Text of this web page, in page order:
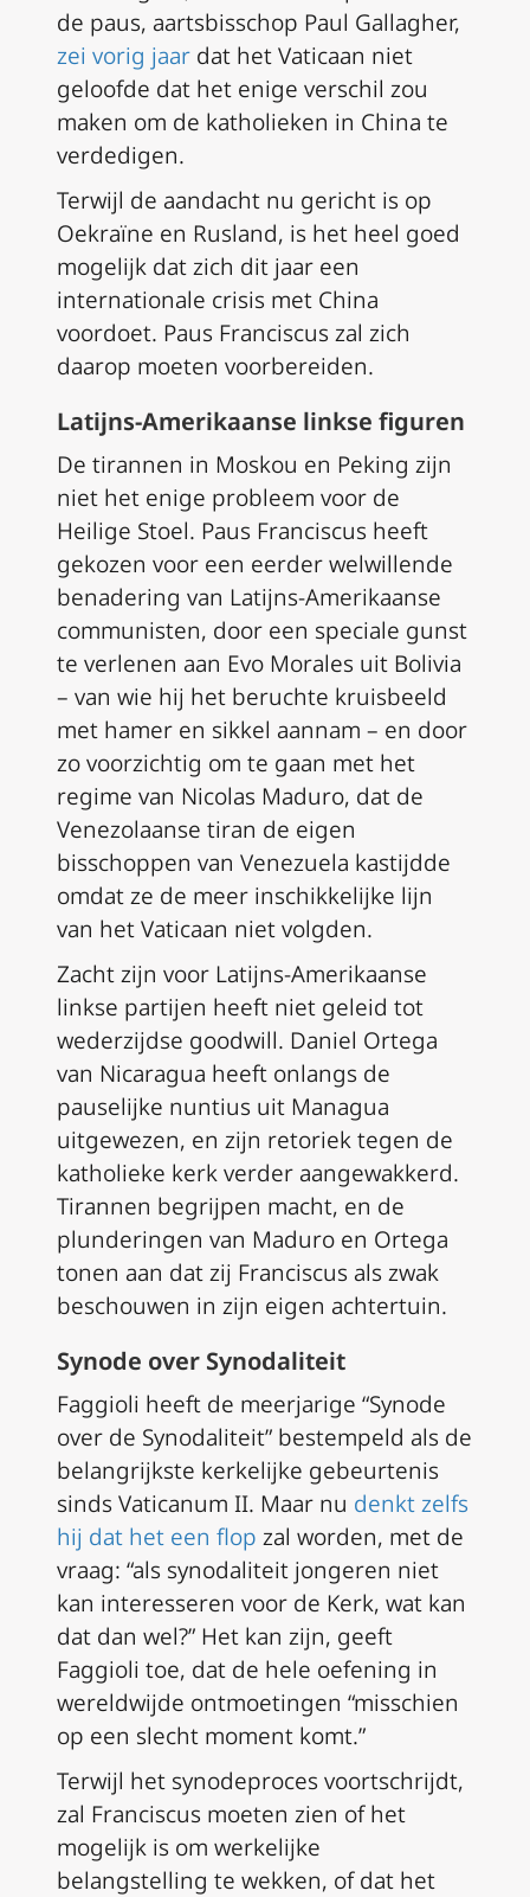
de paus, aartsbisschop Paul Gallagher,
zei vorig jaar dat het Vaticaan niet
geloofde dat het enige verschil zou
maken om de katholieken in China te
verdedigen.
Terwijl de aandacht nu gericht is op
Oekraïne en Rusland, is het heel goed
mogelijk dat zich dit jaar een
internationale crisis met China
voordoet. Paus Franciscus zal zich
daarop moeten voorbereiden.
Latijns-Amerikaanse linkse figuren
De tirannen in Moskou en Peking zijn
niet het enige probleem voor de
Heilige Stoel. Paus Franciscus heeft
gekozen voor een eerder welwillende
benadering van Latijns-Amerikaanse
communisten, door een speciale gunst
te verlenen aan Evo Morales uit Bolivia
– van wie hij het beruchte kruisbeeld
met hamer en sikkel aannam – en door
zo voorzichtig om te gaan met het
regime van Nicolas Maduro, dat de
Venezolaanse tiran de eigen
bisschoppen van Venezuela kastijdde
omdat ze de meer inschikkelijke lijn
van het Vaticaan niet volgden.
Zacht zijn voor Latijns-Amerikaanse
linkse partijen heeft niet geleid tot
wederzijdse goodwill. Daniel Ortega
van Nicaragua heeft onlangs de
pauselijke nuntius uit Managua
uitgewezen, en zijn retoriek tegen de
katholieke kerk verder aangewakkerd.
Tirannen begrijpen macht, en de
plunderingen van Maduro en Ortega
tonen aan dat zij Franciscus als zwak
beschouwen in zijn eigen achtertuin.
Synode over Synodaliteit
Faggioli heeft de meerjarige “Synode
over de Synodaliteit” bestempeld als de
belangrijkste kerkelijke gebeurtenis
sinds Vaticanum II. Maar nu denkt zelfs
hij dat het een flop zal worden, met de
vraag: “als synodaliteit jongeren niet
kan interesseren voor de Kerk, wat kan
dat dan wel?” Het kan zijn, geeft
Faggioli toe, dat de hele oefening in
wereldwijde ontmoetingen “misschien
op een slecht moment komt.”
Terwijl het synodeproces voortschrijdt,
zal Franciscus moeten zien of het
mogelijk is om werkelijke
belangstelling te wekken, of dat het